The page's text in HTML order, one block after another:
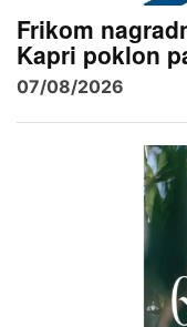
Frikom
Kapri poklon
07/08/2026